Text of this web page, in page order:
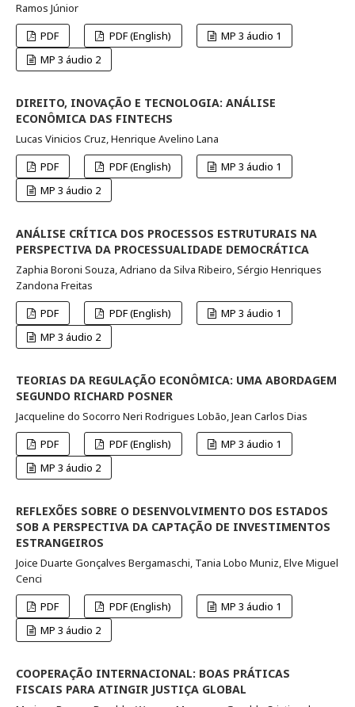
Ramos Júnior
PDF
PDF (English)
MP 3 áudio 1
MP 3 áudio 2
DIREITO, INOVAÇÃO E TECNOLOGIA: ANÁLISE
ECONÔMICA DAS FINTECHS
Lucas Vinicios Cruz, Henrique Avelino Lana
PDF
PDF (English)
MP 3 áudio 1
MP 3 áudio 2
ANÁLISE CRÍTICA DOS PROCESSOS ESTRUTURAIS NA
PERSPECTIVA DA PROCESSUALIDADE DEMOCRÁTICA
Zaphia Boroni Souza, Adriano da Silva Ribeiro, Sérgio Henriques
Zandona Freitas
PDF
PDF (English)
MP 3 áudio 1
MP 3 áudio 2
TEORIAS DA REGULAÇÃO ECONÔMICA: UMA ABORDAGEM
SEGUNDO RICHARD POSNER
Jacqueline do Socorro Neri Rodrigues Lobão, Jean Carlos Dias
PDF
PDF (English)
MP 3 áudio 1
MP 3 áudio 2
REFLEXÕES SOBRE O DESENVOLVIMENTO DOS ESTADOS
SOB A PERSPECTIVA DA CAPTAÇÃO DE INVESTIMENTOS
ESTRANGEIROS
Joice Duarte Gonçalves Bergamaschi, Tania Lobo Muniz, Elve Miguel
Cenci
PDF
PDF (English)
MP 3 áudio 1
MP 3 áudio 2
COOPERAÇÃO INTERNACIONAL: BOAS PRÁTICAS
FISCAIS PARA ATINGIR JUSTIÇA GLOBAL